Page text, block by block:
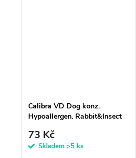
Calibra VD Dog konz.
Hypoallergen. Rabbit&Insect
73 Kč
Skladem >5 ks